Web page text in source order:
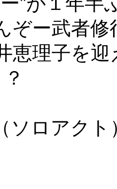
ぞー武者
恵理子を
ソロアク